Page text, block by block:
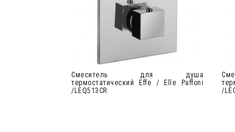
Cмеситель для душа
термостатический Effe / Elle Paffoni
/LEQ513CR
/